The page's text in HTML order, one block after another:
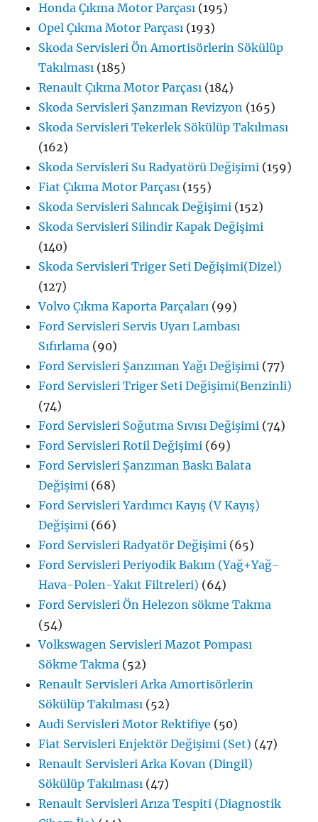
Honda Çıkma Motor Parçası (195)
Opel Çıkma Motor Parçası (193)
Skoda Servisleri Ön Amortisörlerin Sökülüp
Takılması (185)
Renault Çıkma Motor Parçası (184)
Skoda Servisleri Şanzıman Revizyon (165)
Skoda Servisleri Tekerlek Sökülüp Takılması
(162)
Skoda Servisleri Su Radyatörü Değişimi (159)
Fiat Çıkma Motor Parçası (155)
Skoda Servisleri Salıncak Değişimi (152)
Skoda Servisleri Silindir Kapak Değişimi
(140)
Skoda Servisleri Triger Seti Değişimi(Dizel)
(127)
Volvo Çıkma Kaporta Parçaları (99)
Ford Servisleri Servis Uyarı Lambası
Sıfırlama (90)
Ford Servisleri Şanzıman Yağı Değişimi (77)
Ford Servisleri Triger Seti Değişimi(Benzinli)
(74)
Ford Servisleri Soğutma Sıvısı Değişimi (74)
Ford Servisleri Rotil Değişimi (69)
Ford Servisleri Şanzıman Baskı Balata
Değişimi (68)
Ford Servisleri Yardımcı Kayış (V Kayış)
Değişimi (66)
Ford Servisleri Radyatör Değişimi (65)
Ford Servisleri Periyodik Bakım (Yağ+Yağ-
Hava-Polen-Yakıt Filtreleri) (64)
Ford Servisleri Ön Helezon sökme Takma
(54)
Volkswagen Servisleri Mazot Pompası
Sökme Takma (52)
Renault Servisleri Arka Amortisörlerin
Sökülüp Takılması (52)
Audi Servisleri Motor Rektifiye (50)
Fiat Servisleri Enjektör Değişimi (Set) (47)
Renault Servisleri Arka Kovan (Dingil)
Sökülüp Takılması (47)
Renault Servisleri Arıza Tespiti (Diagnostik